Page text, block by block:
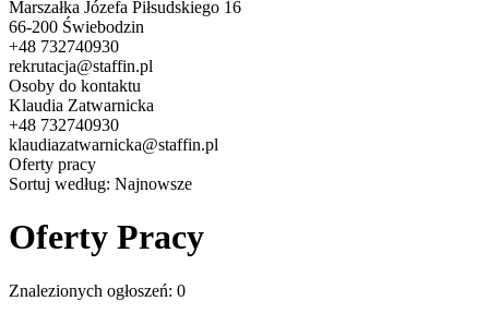
Marszałka Józefa Piłsudskiego 16
66-200 Świebodzin
+48 732740930
rekrutacja@staffin.pl
Osoby do kontaktu
Klaudia Zatwarnicka
+48 732740930
klaudiazatwarnicka@staffin.pl
Oferty pracy
Sortuj według: Najnowsze
Oferty Pracy
Znalezionych ogłoszeń: 0